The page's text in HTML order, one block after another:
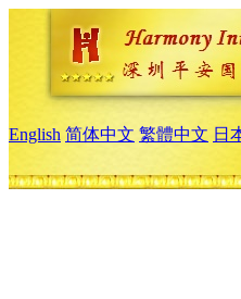
English 简体中文 繁體中文 日